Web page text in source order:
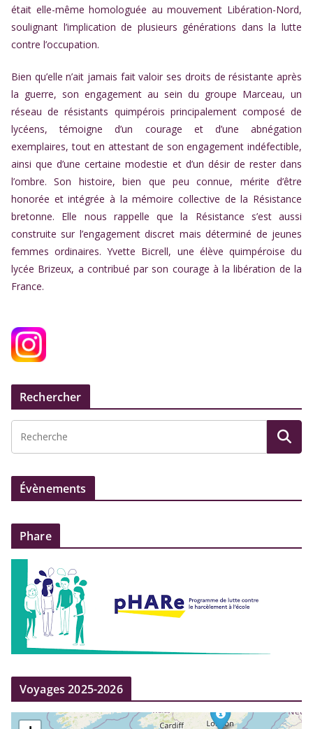
était elle-même homologuée au mouvement Libération-Nord,
soulignant l’implication de plusieurs générations dans la lutte
contre l’occupation.
Bien qu’elle n’ait jamais fait valoir ses droits de résistante après
la guerre, son engagement au sein du groupe Marceau, un
réseau de résistants quimpérois principalement composé de
lycéens, témoigne d’un courage et d’une abnégation
exemplaires, tout en attestant de son engagement indéfectible,
ainsi que d’une certaine modestie et d’un désir de rester dans
l’ombre. Son histoire, bien que peu connue, mérite d’être
honorée et intégrée à la mémoire collective de la Résistance
bretonne. Elle nous rappelle que la Résistance s’est aussi
construite sur l’engagement discret mais déterminé de jeunes
femmes ordinaires. Yvette Bicrell, une élève quimpéroise du
lycée Brizeux, a contribué par son courage à la libération de la
France.
Rechercher
Évènements
Phare
Voyages 2025-2026